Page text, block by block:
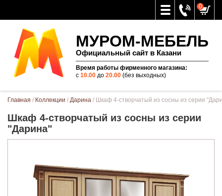
0
МУРОМ-МЕБЕЛЬ
Официальный сайт в Казани
Время работы фирменного магазина:
с 10.00до 20.00(без выходных)
Вы здесь
Главная / Коллекции / Дарина / Шкаф 4-створчатый из сосны из серии
Шкаф 4-створчатый из сосны из серии
"Дарина"